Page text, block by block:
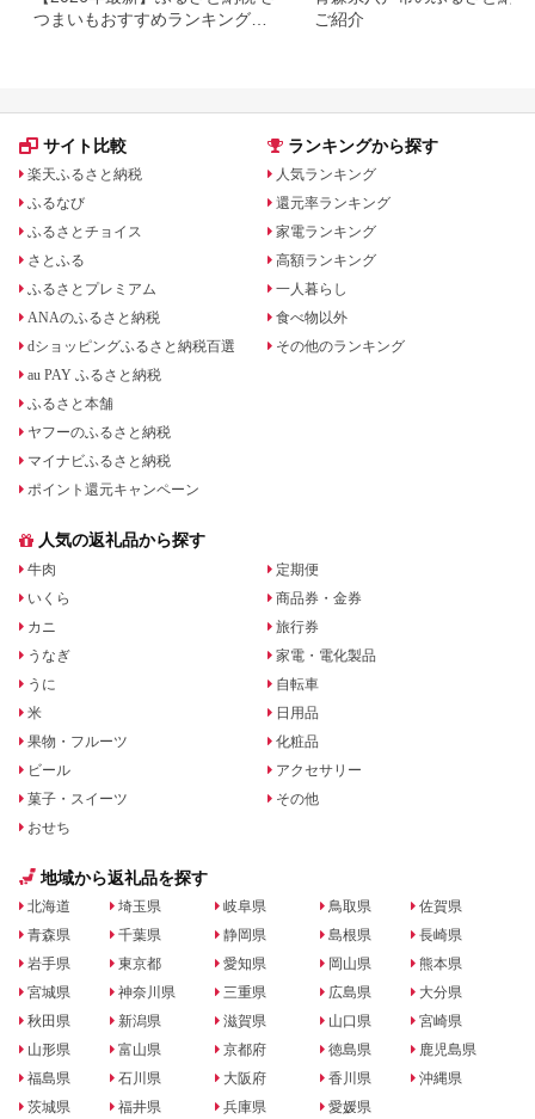
つまいもおすすめランキング｜
ご紹介
サイト比較
楽天ふるさと納税
ふるなび
ふるさとチョイス
さとふる
ふるさとプレミアム
ANAのふるさと納税
dショッピングふるさと納税百選
au PAY ふるさと納税
ふるさと本舗
ヤフーのふるさと納税
マイナビふるさと納税
ポイント還元キャンペーン
ランキングから探す
人気ランキング
還元率ランキング
家電ランキング
高額ランキング
一人暮らし
食べ物以外
その他のランキング
人気の返礼品から探す
牛肉
いくら
カニ
うなぎ
うに
米
果物・フルーツ
ビール
菓子・スイーツ
おせち
定期便
商品券・金券
旅行券
家電・電化製品
自転車
日用品
化粧品
アクセサリー
その他
地域から返礼品を探す
北海道
青森県
岩手県
宮城県
秋田県
山形県
福島県
茨城県
埼玉県
千葉県
東京都
神奈川県
新潟県
富山県
石川県
福井県
岐阜県
静岡県
愛知県
三重県
滋賀県
京都府
大阪府
兵庫県
鳥取県
島根県
岡山県
広島県
山口県
徳島県
香川県
愛媛県
佐賀県
長崎県
熊本県
大分県
宮崎県
鹿児島県
沖縄県